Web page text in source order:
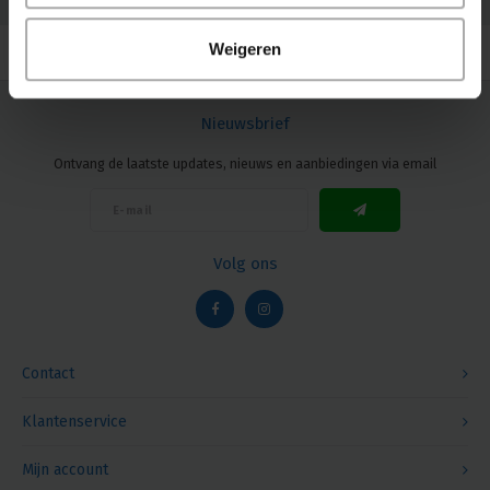
Weigeren
© Copyright 2026 Megalight sa/nv - Theme byShopmonkey
Contact
Nieuwsbrief
Ontvang de laatste updates, nieuws en aanbiedingen via email
Volg ons
Klantenservice
Mijn account